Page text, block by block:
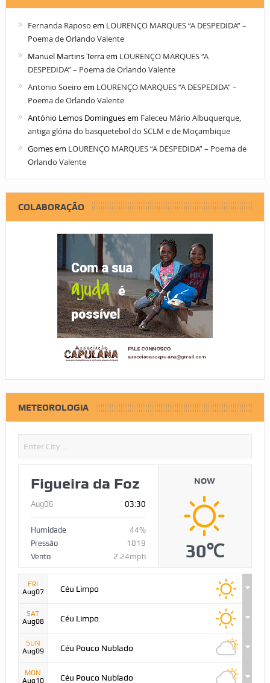
Fernanda Raposo em LOURENÇO MARQUES “A DESPEDIDA” –
Poema de Orlando Valente
Manuel Martins Terraem LOURENÇO MARQUES “A
DESPEDIDA” – Poema de Orlando Valente
Antonio Soeiro em LOURENÇO MARQUES “A DESPEDIDA” –
Poema de Orlando Valente
António Lemos Dominguesem Faleceu Mário Albuquerque,
antiga glória do basquetebol do SCLM e de Moçambique
Gomesem LOURENÇO MARQUES “A DESPEDIDA” – Poema de
Orlando Valente
COLABORAÇÃO
METEOROLOGIA
Figueira da Foz
Aug06 03:30
Humidade
44%
Pressão
1019
Vento
2.24mph
NOW
30℃
FRI
Aug07
Céu Limpo
SAT
Aug08
Céu Limpo
SUN
Aug09
Céu Pouco Nublado
MON
Aug10
Céu Pouco Nublado